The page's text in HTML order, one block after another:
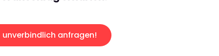
unverbindlich anfragen!